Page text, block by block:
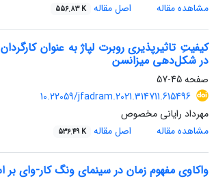
مشاهده مقاله
اصل مقاله 556.83 K
کیفیتِ تاثیرپذیری روبرت لپاژ به عنوان
در شکل‌دهی میزانسن
صفحه45-57
10.22059/jfadram.2021.314711.615496
مهرداد رایانی مخصوص
مشاهده مقاله
اصل مقاله 536.49 K
واکاوی مفهوم زمان در سینمای ونگ کار-وای بر